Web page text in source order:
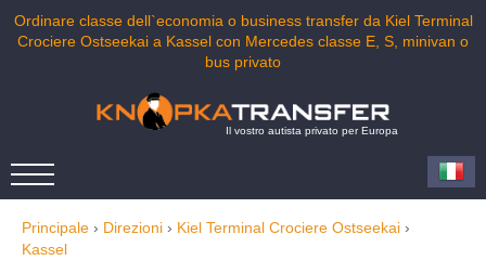
Ordinare classe dell`economia o business transfer da Kiel Terminal
Crociere Ostseekai a Kassel con Mercedes classe E, S, minivan o
bus privato
Il vostro autista privato per Europa
Principale › Direzioni › Kiel Terminal Crociere Ostseekai ›
Kassel